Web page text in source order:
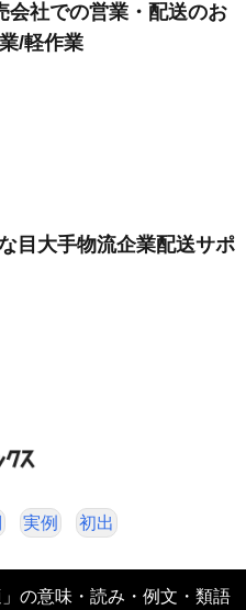
会社での営業・配送のお
/軽作業
目大手物流企業配送サポ
実例 初出
」の意味・読み・例文・類語